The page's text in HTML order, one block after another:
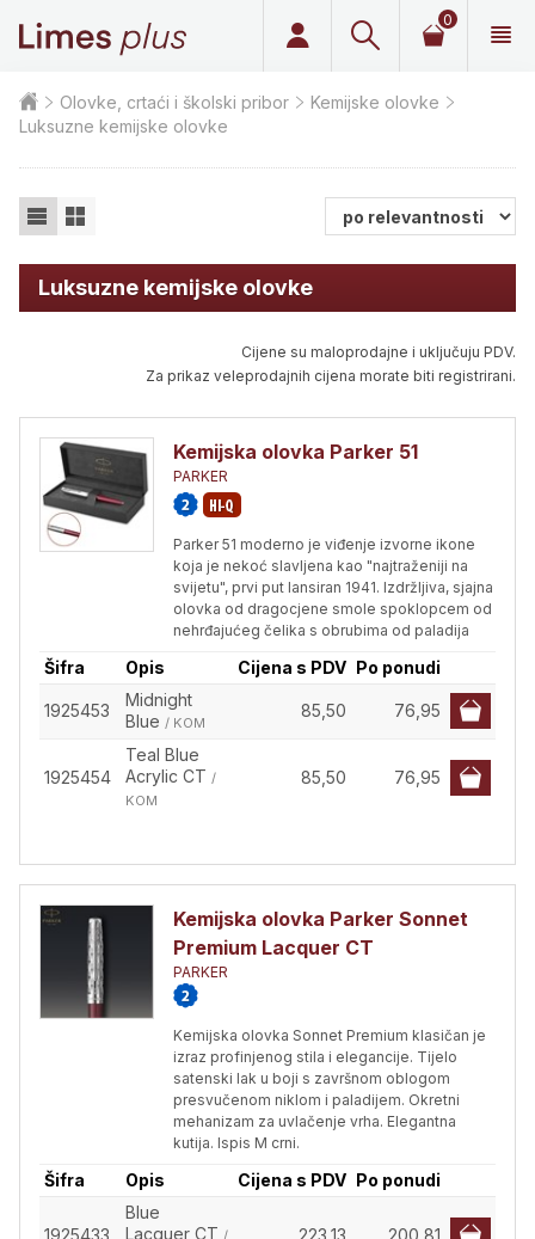
0
Olovke, crtaći i školski pribor
Kemijske olovke
Luksuzne kemijske olovke
Luksuzne kemijske olovke
Cijene su maloprodajne i uključuju PDV.
Za prikaz veleprodajnih cijena morate biti registrirani.
Kemijska olovka Parker 51
PARKER
Parker 51 moderno je viđenje izvorne ikone
koja je nekoć slavljena kao "najtraženiji na
svijetu", prvi put lansiran 1941. Izdržljiva, sjajna
olovka od dragocjene smole spoklopcem od
nehrđajućeg čelika s obrubima od paladija
Šifra Opis Cijena s PDV Po ponudi
1925453
Midnight
Blue / KOM
85,50 76,95
1925454
Teal Blue
Acrylic CT /
KOM
85,50 76,95
Kemijska olovka Parker Sonnet
Premium Lacquer CT
PARKER
Kemijska olovka Sonnet Premium klasičan je
izraz profinjenog stila i elegancije. Tijelo
satenski lak u boji s završnom oblogom
presvučenom niklom i paladijem. Okretni
mehanizam za uvlačenje vrha. Elegantna
kutija. Ispis M crni.
Šifra Opis Cijena s PDV Po ponudi
1925433
Blue
Lacquer CT /
223,13 200,81